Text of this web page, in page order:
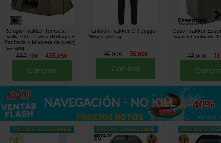
Refugio Trakker Tempest
Brolly 100T 1 pers (Refugio +
Fachada + Moqueta de suelo)
[esc14406]
512,80€ 435,65€
Comprar
Pantalón Trakker CR Jogger
Negro [268672A]
40,90€ 36,90€
Comprar
Cubo Trakker
Square Container
13,90€ 11
hasta
-40%
Ver todo »